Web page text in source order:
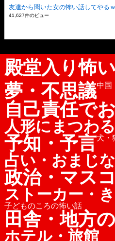
友達から聞いた女の怖い話してやる
41,627件のビュー
殿堂入り怖
夢・不思議中国
自己責任で
人形にまつわ
予知・予言犬・
占い・おまじ
政治・マス
ストーカー・
子どものころの怖い話
田舎・地方
ホテル・旅館